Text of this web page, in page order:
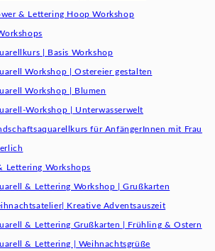
& Lettering Hoop Workshop
| Basis Workshop
Workshop | Ostereier gestalten
Workshop | Blumen
Workshop | Unterwasserwelt
für AnfängerInnen mit Frau
Lettering Workshops
& Lettering Workshop | Grußkarten
Kreative Adventsauszeit
& Lettering Grußkarten | Frühling & Ostern
& Lettering | Weihnachtsgrüße​